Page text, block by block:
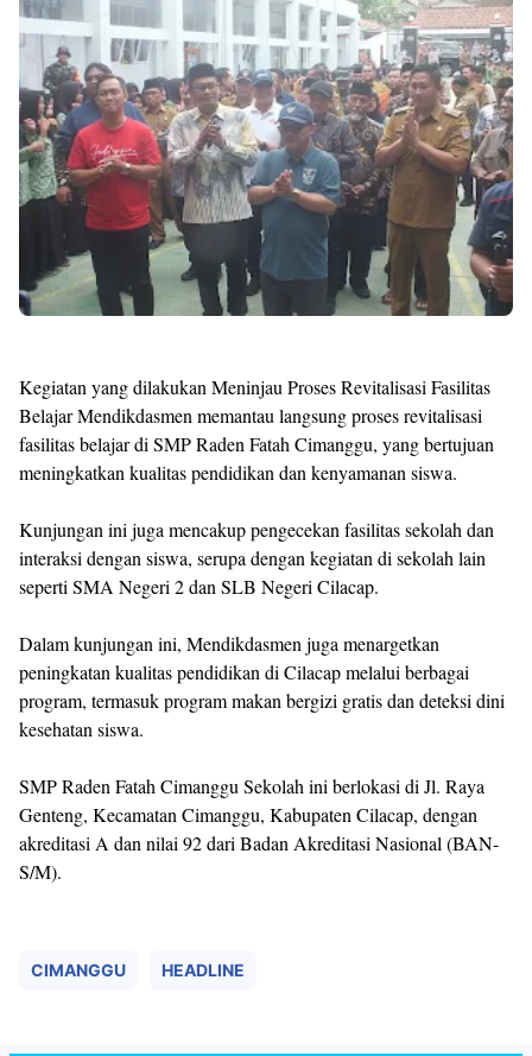
Kegiatan yang dilakukan Meninjau Proses Revitalisasi Fasilitas
Belajar Mendikdasmen memantau langsung proses revitalisasi
fasilitas belajar di SMP Raden Fatah Cimanggu, yang bertujuan
meningkatkan kualitas pendidikan dan kenyamanan siswa.
Kunjungan ini juga mencakup pengecekan fasilitas sekolah dan
interaksi dengan siswa, serupa dengan kegiatan di sekolah lain
seperti SMA Negeri 2 dan SLB Negeri Cilacap.
Dalam kunjungan ini, Mendikdasmen juga menargetkan
peningkatan kualitas pendidikan di Cilacap melalui berbagai
program, termasuk program makan bergizi gratis dan deteksi dini
kesehatan siswa.
SMP Raden Fatah Cimanggu Sekolah ini berlokasi di Jl. Raya
Genteng, Kecamatan Cimanggu, Kabupaten Cilacap, dengan
akreditasi A dan nilai 92 dari Badan Akreditasi Nasional (BAN-
S/M).
CIMANGGU HEADLINE